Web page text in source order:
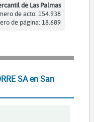
de Las Palmas
de acto: 154.938
de página: 18.689
SA en San